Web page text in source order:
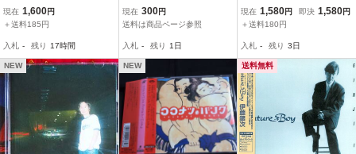
SER 2019年盤 BZCS-118
4 45周年記念 LIVEから こ
録 杉真理 EPO 高野寛 佐
野元春 参加
現在 1,600円
＋送料185円
入札 - 残り 17時間
ム・アラベスク☆中古
現在 300円
送料は商品ページ参照
入札 - 残り 1日
STAND ALONE VOL.3
現在 1,580円 即決 1,580円
＋送料180円
入札 - 残り 3日
NEW NEW 送料無料